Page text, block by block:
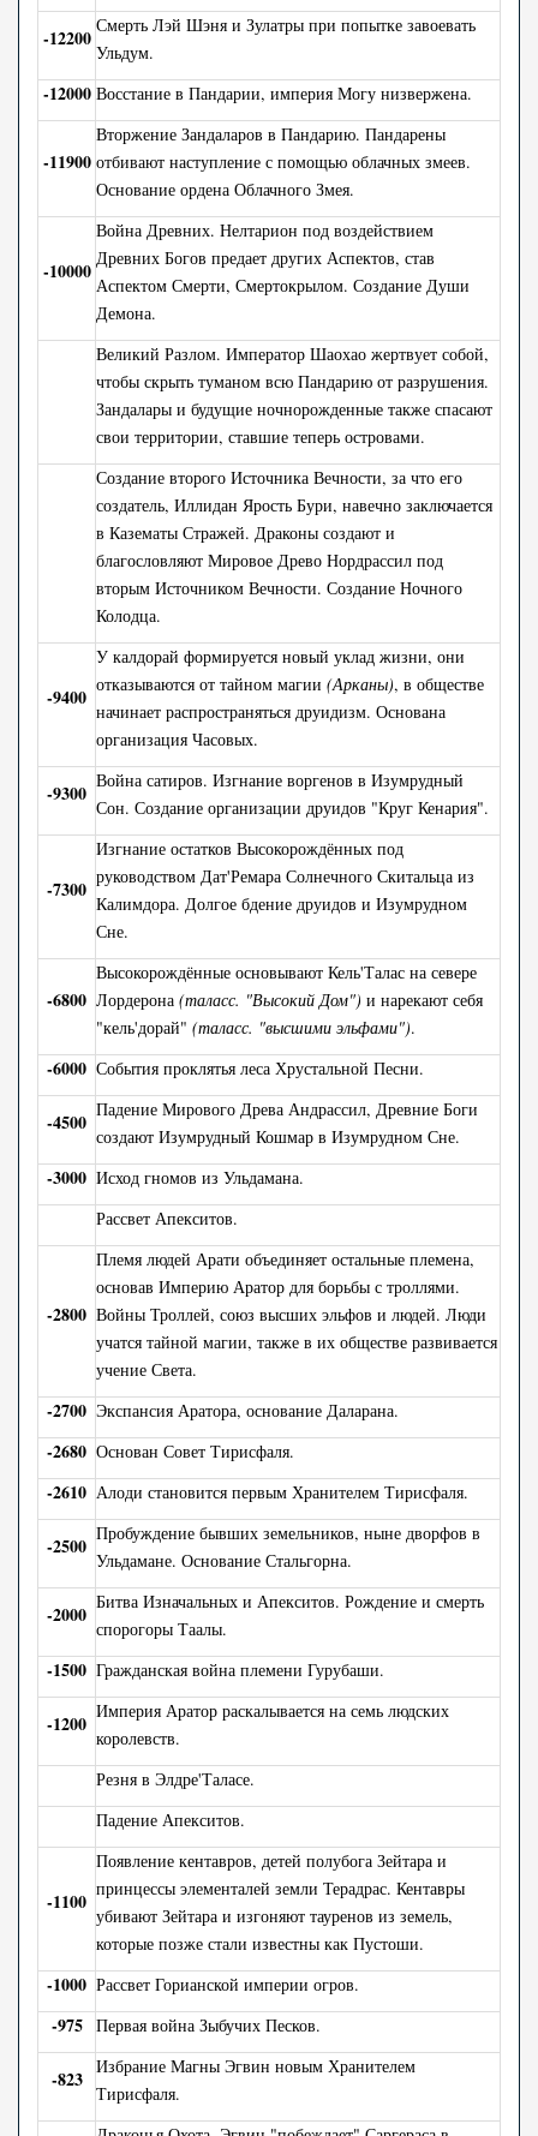
-12200
Смерть Лэй Шэня и Зулатры при попытке завоевать
Ульдум.
-12000 Восстание в Пандарии, империя Могу низвержена.
-11900
Вторжение Зандаларов в Пандарию. Пандарены
отбивают наступление с помощью облачных змеев.
Основание ордена Облачного Змея.
-10000
Война Древних. Нелтарион под воздействием
Древних Богов предает других Аспектов, став
Аспектом Смерти, Смертокрылом. Создание Души
Демона.
Великий Разлом. Император Шаохао жертвует собой,
чтобы скрыть туманом всю Пандарию от разрушения.
Зандалары и будущие ночнорожденные также спасают
свои территории, ставшие теперь островами.
Создание второго Источника Вечности, за что его
создатель, Иллидан Ярость Бури, навечно заключается
в Казематы Стражей. Драконы создают и
благословляют Мировое Древо Нордрассил под
вторым Источником Вечности. Создание Ночного
Колодца.
-9400
У калдорай формируется новый уклад жизни, они
отказываются от тайном магии (Арканы), в обществе
начинает распространяться друидизм. Основана
организация Часовых.
-9300
Война сатиров. Изгнание воргенов в Изумрудный
Сон. Создание организации друидов "Круг Кенария".
-7300
Изгнание остатков Высокорождённых под
руководством Дат'Ремара Солнечного Скитальца из
Калимдора. Долгое бдение друидов и Изумрудном
Сне.
-6800
Высокорождённые основывают Кель'Талас на севере
Лордерона (таласс. "Высокий Дом") и нарекают себя
"кель'дорай" (таласс. "высшими эльфами").
-6000 События проклятья леса Хрустальной Песни.
-4500
Падение Мирового Древа Андрассил, Древние Боги
создают Изумрудный Кошмар в Изумрудном Сне.
-3000 Исход гномов из Ульдамана.
Рассвет Апекситов.
-2800
Племя людей Арати объединяет остальные племена,
основав Империю Аратор для борьбы с троллями.
Войны Троллей, союз высших эльфов и людей. Люди
учатся тайной магии, также в их обществе развивается
учение Света.
-2700 Экспансия Аратора, основание Даларана.
-2680 Основан Совет Тирисфаля.
-2610 Алоди становится первым Хранителем Тирисфаля.
-2500
Пробуждение бывших земельников, ныне дворфов в
Ульдамане. Основание Стальгорна.
-2000
Битва Изначальных и Апекситов. Рождение и смерть
спорогоры Таалы.
-1500 Гражданская война племени Гурубаши.
-1200
Империя Аратор раскалывается на семь людских
королевств.
Резня в Элдре'Таласе.
Падение Апекситов.
-1100
Появление кентавров, детей полубога Зейтара и
принцессы элементалей земли Терадрас. Кентавры
убивают Зейтара и изгоняют тауренов из земель,
которые позже стали известны как Пустоши.
-1000 Рассвет Горианской империи огров.
-975 Первая война Зыбучих Песков.
-823
Избрание Магны Эгвин новым Хранителем
Тирисфаля.